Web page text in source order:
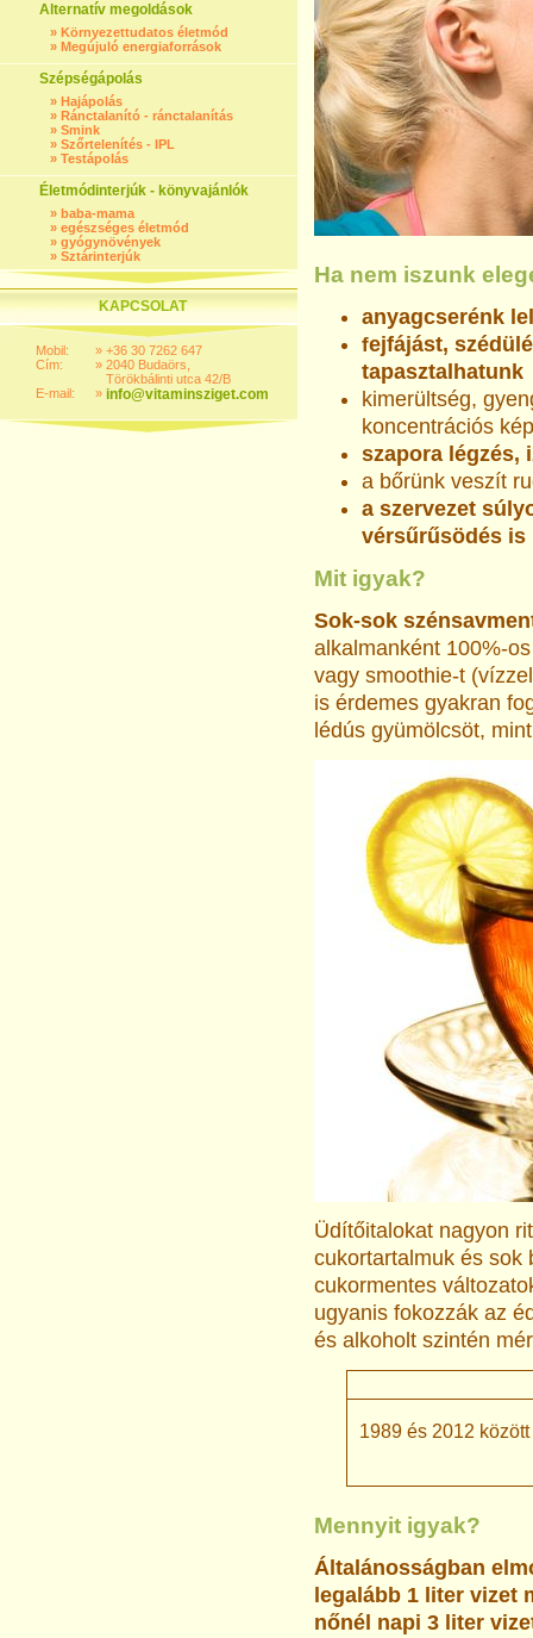
Alternatív megoldások
» Környezettudatos életmód
» Megújuló energiaforrások
Szépségápolás
» Hajápolás
» Ránctalanító - ránctalanítás
» Smink
» Szőrtelenítés - IPL
» Testápolás
Életmódinterjúk - könyvajánlók
» baba-mama
» egészséges életmód
» gyógynövények
» Sztárinterjúk
KAPCSOLAT
Mobil:
Cím:
E-mail:
»
»
»
+36 30 7262 647
2040 Budaörs,
Törökbálinti utca 42/B
info@vitaminsziget.com
Ha nem iszunk
anyagcserénk
fejfájást,
tapasztalhatunk
kimerültség,
koncentrációs
szapora légzés,
a bőrünk veszít
a szervezet
vérsűrűsödés is
Mit igyak?
Sok-sok
alkalmanként 100%-
vagy smoothie-t
is érdemes gyakran
lédús gyümölcsöt,
Üdítőitalokat nagyon
cukortartalmuk és sok
cukormentes
ugyanis fokozzák az
és alkoholt szintén
1989 és 2012
Mennyit igyak?
Általánosságban
legalább 1 liter vizet
nőnél napi 3 liter